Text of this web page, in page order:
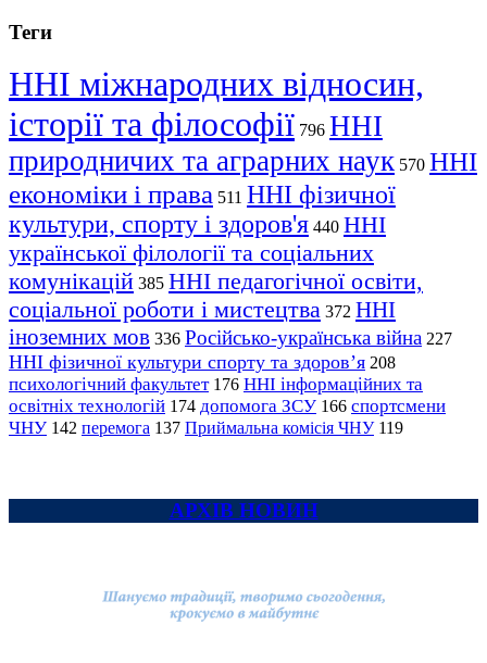
Теги
ННІ міжнародних відносин,
історії та філософії 796 ННІ
природничих та аграрних наук 570 ННІ
економіки і права 511 ННІ фізичної
культури, спорту і здоров'я 440 ННІ
української філології та соціальних
комунікацій 385 ННІ педагогічної освіти,
соціальної роботи і мистецтва 372 ННІ
іноземних мов 336 Російсько-українська війна 227
ННІ фізичної культури спорту та здоров’я 208
психологічний факультет 176 ННІ інформаційних та
освітніх технологій 174 допомога ЗСУ 166 спортсмени
ЧНУ 142 перемога 137 Приймальна комісія ЧНУ 119
АРХІВ НОВИН